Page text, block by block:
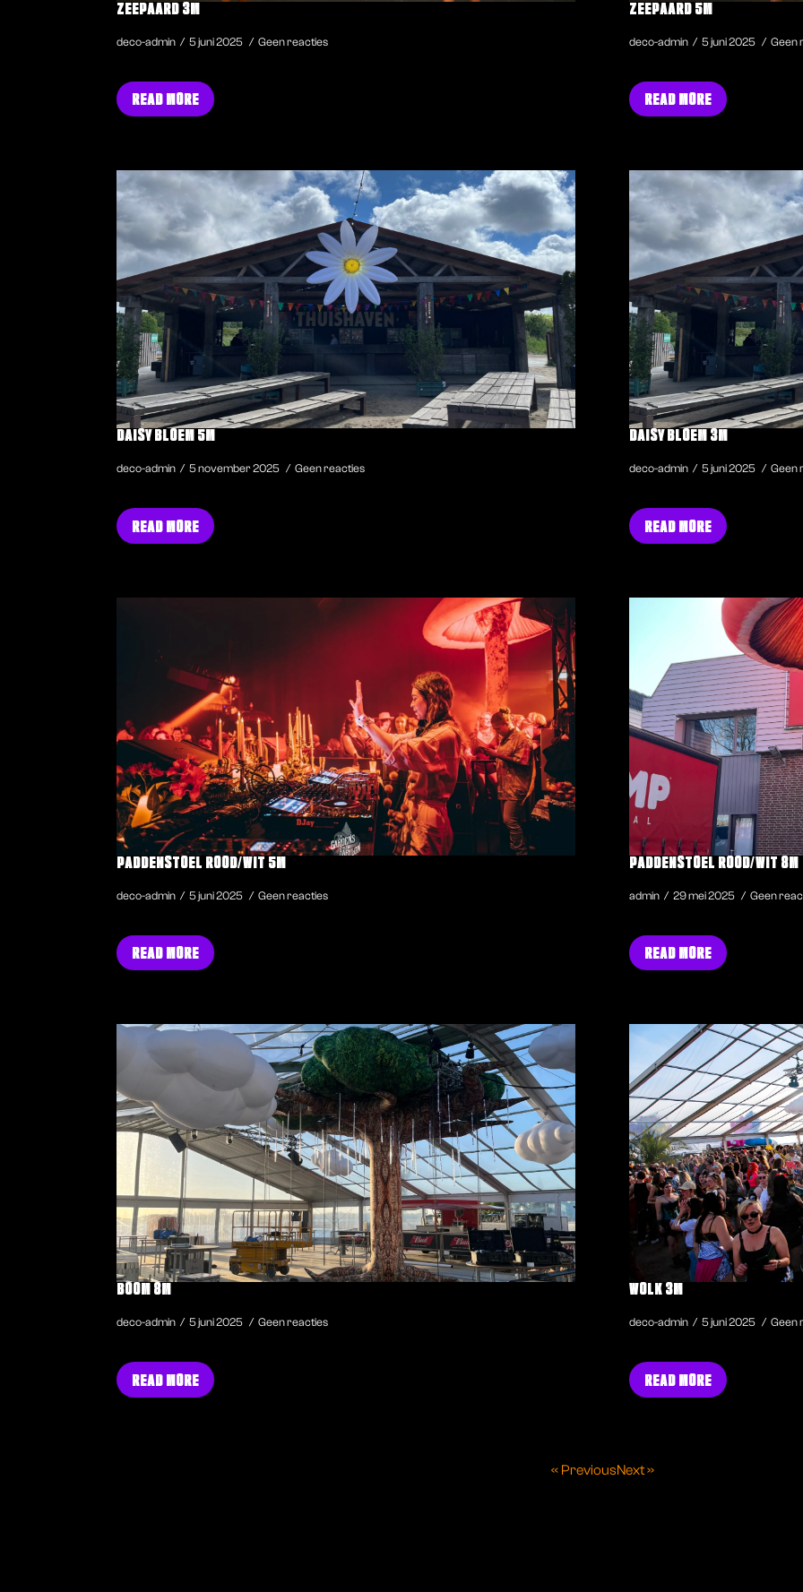
ZEEPAARD 3M
deco-admin 5 juni 2025 Geen reacties
READ MORE
ZEEPAARD 5M
deco-admin 5 juni 2025 Geen
READ MORE
DAISY BLOEM 5M
deco-admin 5 november 2025 Geen reacties
READ MORE
DAISY BLOEM 3M
deco-admin 5 juni 2025 Geen
READ MORE
PADDENSTOEL ROOD/WIT 5M
deco-admin 5 juni 2025 Geen reacties
READ MORE
PADDENSTOEL ROOD/WIT 8M
admin 29 mei 2025 Geen
READ MORE
BOOM 8M
deco-admin 5 juni 2025 Geen reacties
READ MORE
WOLK 3M
deco-admin 5 juni 2025 Geen
READ MORE
« PreviousNext »